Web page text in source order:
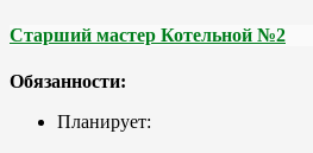
Старший мастер Котельной №2
Обязанности:
Планирует: